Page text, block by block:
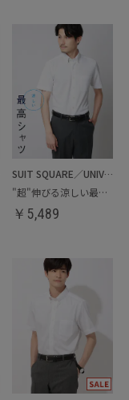
SUIT SQUARE／UNIVERSAL LANGUAGE
"超"伸びる涼しい最高シャツ／ノンアイロンジャージードレスシャツ
￥ 5,489